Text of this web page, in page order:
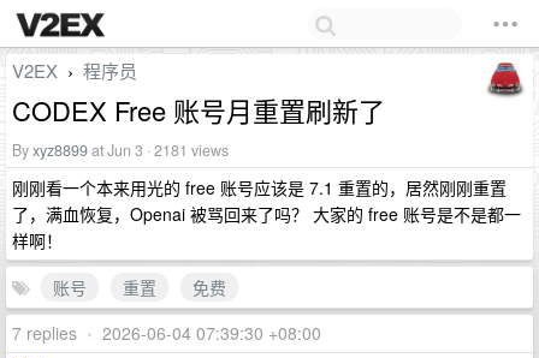
V2EX › 程序员
CODEX Free 账号月重置刷新了
Byxyz8899at Jun 3 · 2181 views
刚刚看一个本来用光的 free 账号应该是 7.1 重置的，居然刚刚重置
了，满血恢复，Openai 被骂回来了吗？ 大家的 free 账号是不是都一
样啊！
账号
重置
免费
7 replies • 2026-06-04 07:39:30 +08:00